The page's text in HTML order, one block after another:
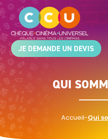
JE DEMANDE UN DEVIS
QUI
Accueil-Qui